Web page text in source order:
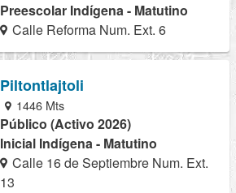
Preescolar Indígena - Matutino
Calle Reforma Num. Ext. 6
Piltontlajtoli
1446 Mts
Público (Activo 2026)
Inicial Indígena - Matutino
Calle 16 de Septiembre Num. Ext.
13